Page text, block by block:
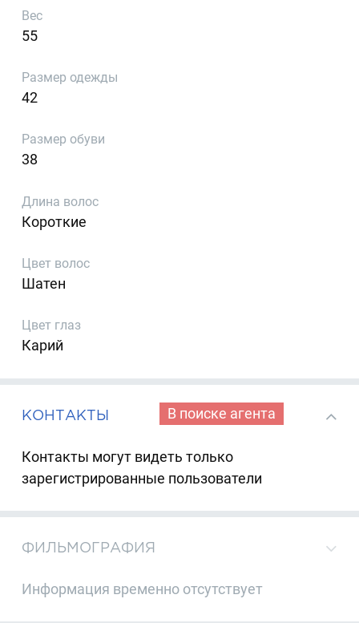
Вес
55
Размер одежды
42
Размер обуви
38
Длина волос
Короткие
Цвет волос
Шатен
Цвет глаз
Карий
КОНТАКТЫ В поиске агента
Контакты могут видеть только
зарегистрированные пользователи
ФИЛЬМОГРАФИЯ
Информация временно отсутствует